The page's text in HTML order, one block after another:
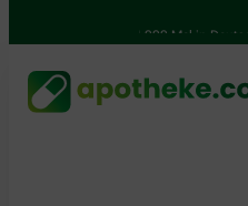
4.000 Mal in Deutschland
Reisemedizin & Impfungen